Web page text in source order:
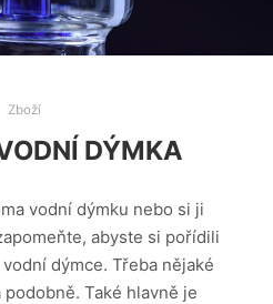
Zboží
DÝMKA
vodní dýmku nebo si ji
abyste si pořídili
dýmce. Třeba nějaké
Také hlavně je